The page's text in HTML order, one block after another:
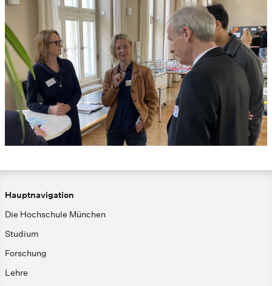
Hauptnavigation
Die Hochschule München
Studium
Forschung
Lehre